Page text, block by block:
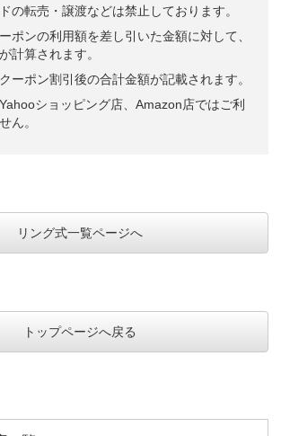
の転売・譲渡などは禁止しております。
ポンの利用額を差し引いた金額に対して、
計算されます。
ーポン割引後の合計金額が記載されます。
ショッピング店、Amazon店ではご利
ん。
リング式一覧ページへ
トップページへ戻る